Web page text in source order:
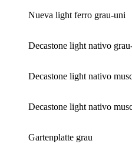
Nueva light ferro grau-uni
Decastone light nativo
Decastone light nativo
Decastone light nativo
Gartenplatte grau